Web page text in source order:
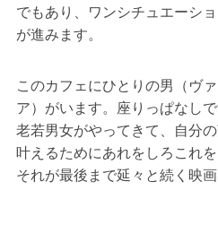
でもあり、ワンシチュエーシ
が進みます。
このカフェにひとりの男（ヴ
ア）がいます。座りっぱなし
老若男女がやってきて、自分
叶えるためにあれをしろこれ
それが最後まで延々と続く映画